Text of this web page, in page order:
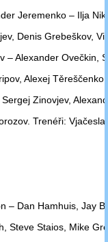
Jeremenko – Ilja
Denis Grebeškov,
– Alexander Ovečkin,
Alexej
Zinovjev,
Trenéři:
– Dan Hamhuis, Jay
Steve Staios, Mike